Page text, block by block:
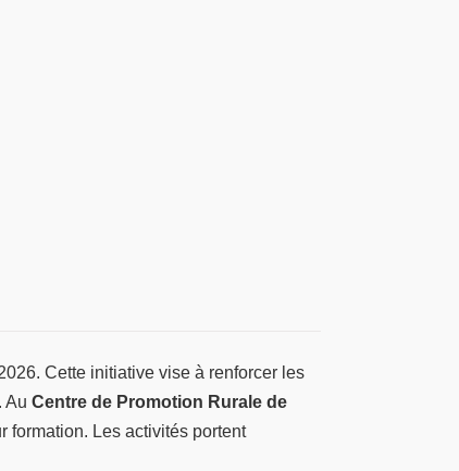
Cette initiative vise à renforcer les
. Au Centre de Promotion Rurale de
formation. Les activités portent